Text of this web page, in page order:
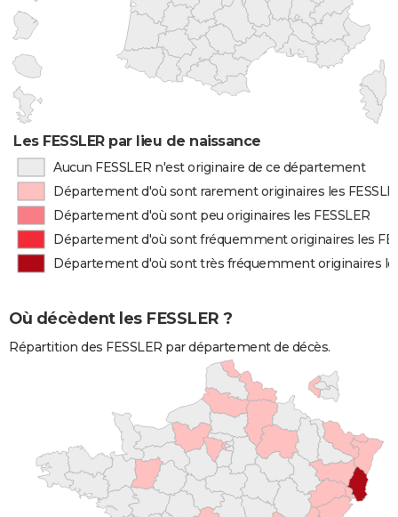
Les FESSLER par lieu de naissance
Aucun FESSLER n'est originaire de ce département
Département d'où sont rarement originaires les
Département d'où sont peu originaires les FESSLER
Département d'où sont fréquemment originaires les
Département d'où sont très fréquemment originaires
Où décèdent les FESSLER ?
Répartition des FESSLER par département de décès.